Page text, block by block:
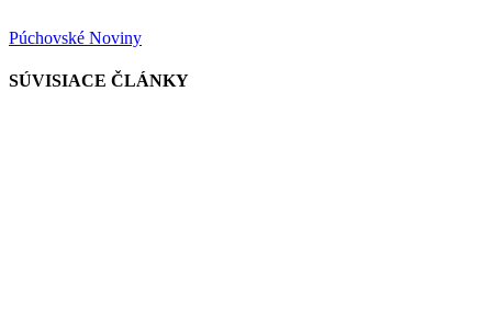
Púchovské Noviny
SÚVISIACE ČLÁNKY